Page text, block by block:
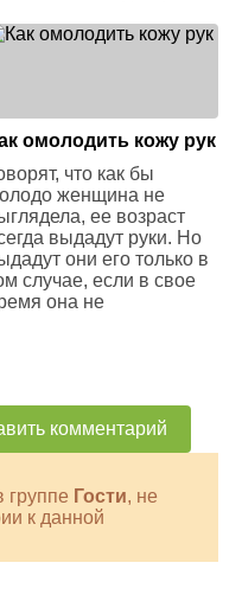
омолодить кожу рук
что как бы
женщина не
ее возраст
выдадут руки. Но
они его только в
случае, если в свое
она не
комментарий
группе Гости, не
к данной